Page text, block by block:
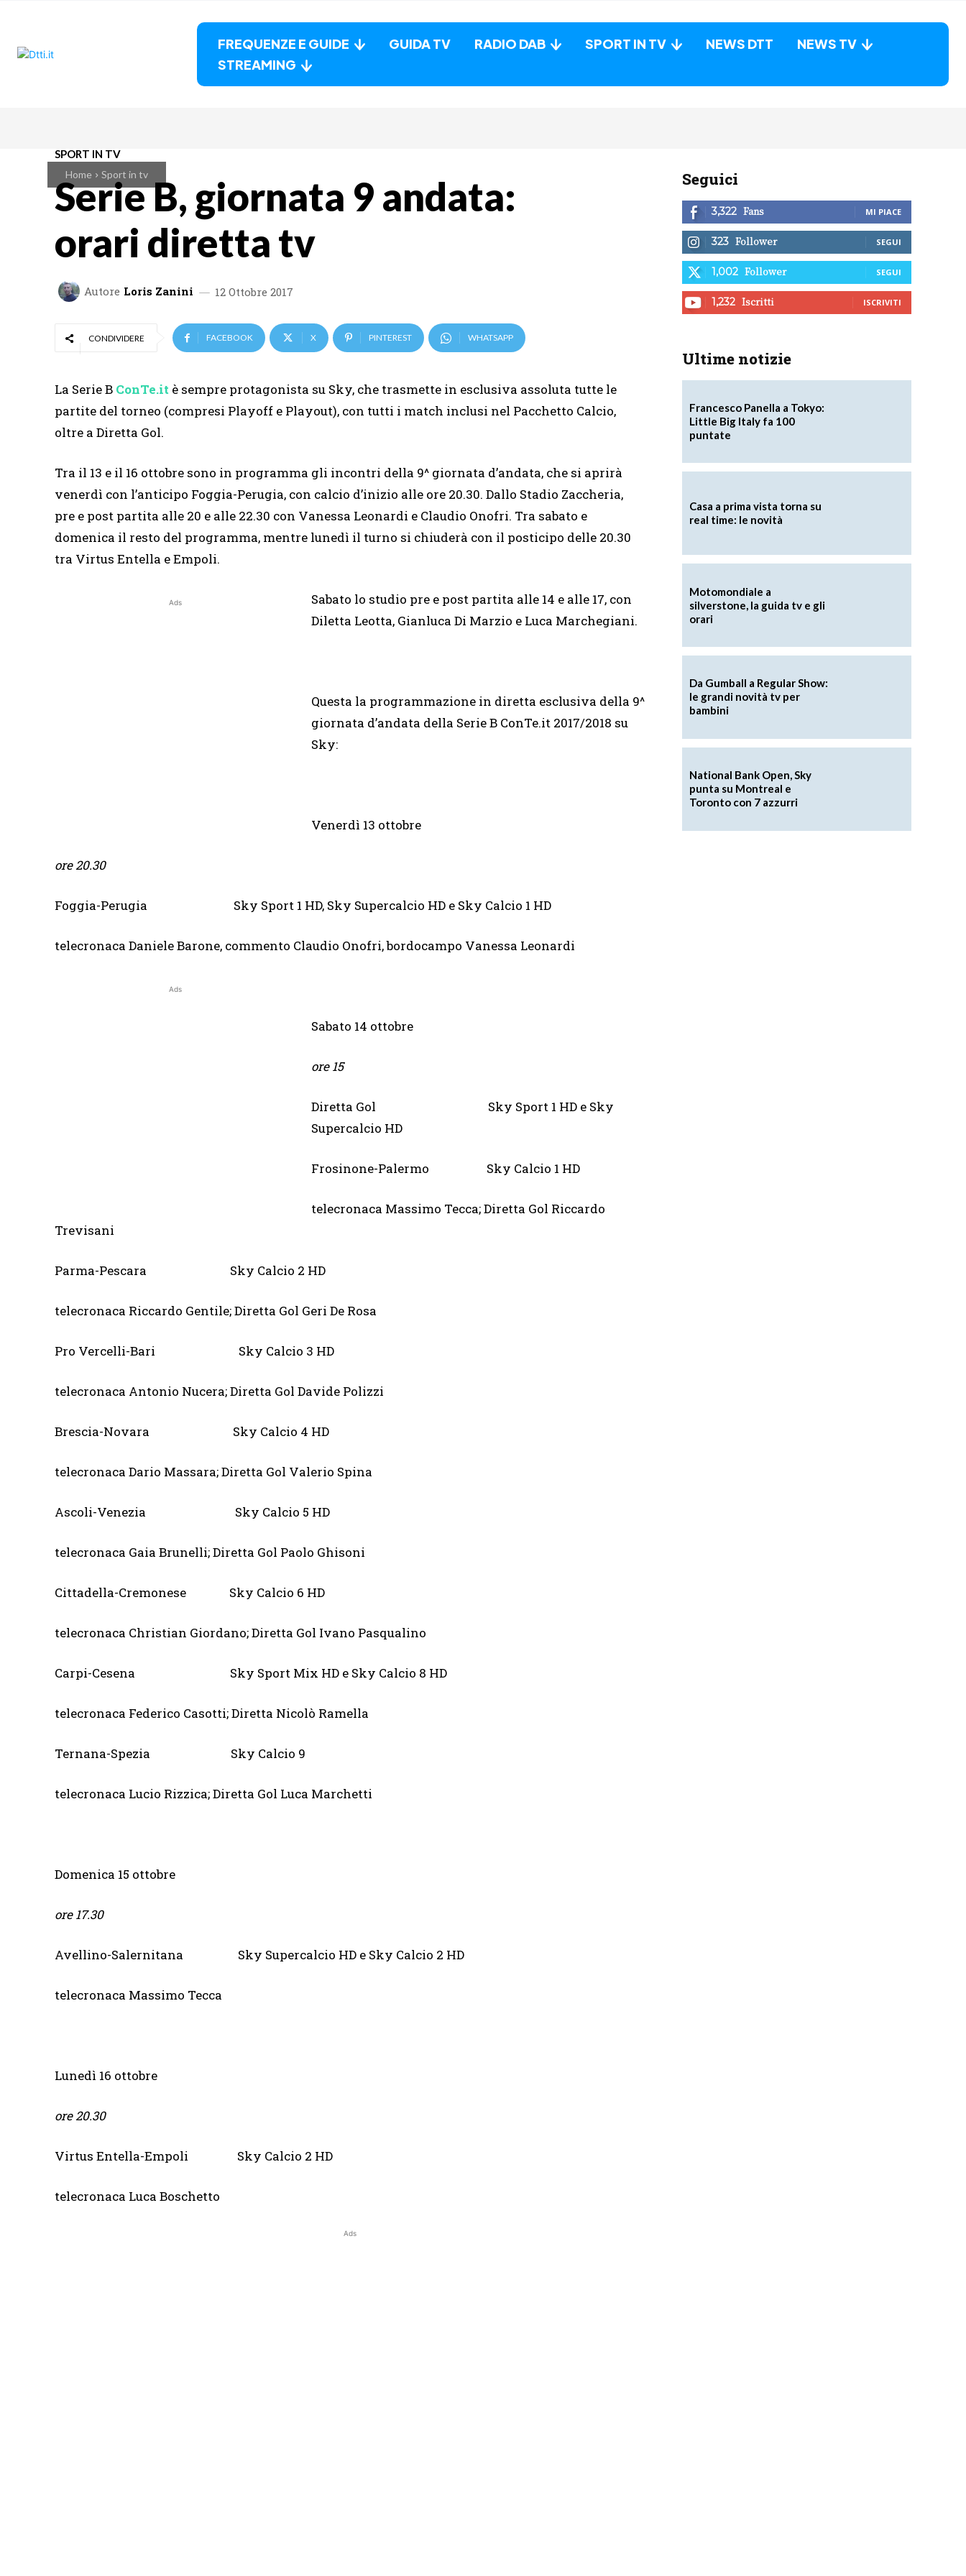
FREQUENZE E GUIDE GUIDA TV RADIO DAB SPORT IN TV NEWS DTT
NEWS TV
STREAMING
Home Sport in tv
SPORT IN TV
Serie B, giornata 9 andata:
orari diretta tv
Autore Loris Zanini 12 Ottobre 2017
CONDIVIDERE FACEBOOK X PINTEREST WHATSAPP
La Serie B ConTe.it è sempre protagonista su Sky, che trasmette in esclusiva assoluta tutte le
partite del torneo (compresi Playoff e Playout), con tutti i match inclusi nel Pacchetto Calcio,
oltre a Diretta Gol.
Tra il 13 e il 16 ottobre sono in programma gli incontri della 9^ giornata d’andata, che si aprirà
venerdì con l’anticipo Foggia-Perugia, con calcio d’inizio alle ore 20.30. Dallo Stadio Zaccheria,
pre e post partita alle 20 e alle 22.30 con Vanessa Leonardi e Claudio Onofri. Tra sabato e
domenica il resto del programma, mentre lunedì il turno si chiuderà con il posticipo delle 20.30
tra Virtus Entella e Empoli.
Ads
Sabato lo studio pre e post partita alle 14 e alle 17, con
Diletta Leotta, Gianluca Di Marzio e Luca Marchegiani.
Questa la programmazione in diretta esclusiva della 9^
giornata d’andata della Serie B ConTe.it 2017/2018 su
Sky:
Venerdì 13 ottobre
ore 20.30
Foggia-Perugia Sky Sport 1 HD, Sky Supercalcio HD e Sky Calcio 1 HD
telecronaca Daniele Barone, commento Claudio Onofri, bordocampo Vanessa Leonardi
Ads
Sabato 14 ottobre
ore 15
Diretta Gol Sky Sport 1 HD e Sky
Supercalcio HD
Frosinone-Palermo Sky Calcio 1 HD
telecronaca Massimo Tecca; Diretta Gol Riccardo
Trevisani
Parma-Pescara Sky Calcio 2 HD
telecronaca Riccardo Gentile; Diretta Gol Geri De Rosa
Pro Vercelli-Bari Sky Calcio 3 HD
telecronaca Antonio Nucera; Diretta Gol Davide Polizzi
Brescia-Novara Sky Calcio 4 HD
telecronaca Dario Massara; Diretta Gol Valerio Spina
Ascoli-Venezia Sky Calcio 5 HD
telecronaca Gaia Brunelli; Diretta Gol Paolo Ghisoni
Cittadella-Cremonese Sky Calcio 6 HD
telecronaca Christian Giordano; Diretta Gol Ivano Pasqualino
Carpi-Cesena Sky Sport Mix HD e Sky Calcio 8 HD
telecronaca Federico Casotti; Diretta Nicolò Ramella
Ternana-Spezia Sky Calcio 9
telecronaca Lucio Rizzica; Diretta Gol Luca Marchetti
Domenica 15 ottobre
ore 17.30
Avellino-Salernitana Sky Supercalcio HD e Sky Calcio 2 HD
telecronaca Massimo Tecca
Lunedì 16 ottobre
ore 20.30
Virtus Entella-Empoli Sky Calcio 2 HD
telecronaca Luca Boschetto
Ads
Seguici
3,322 Fans MI PIACE
323 Follower SEGUI
1,002 Follower SEGUI
1,232 Iscritti ISCRIVITI
Ultime notizie
Francesco Panella a Tokyo:
Little Big Italy fa 100
puntate
Casa a prima vista torna su
real time: le novità
Motomondiale a
silverstone, la guida tv e gli
orari
Da Gumball a Regular Show:
le grandi novità tv per
bambini
National Bank Open, Sky
punta su Montreal e
Toronto con 7 azzurri